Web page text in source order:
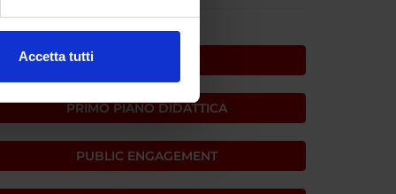
che hai fornito loro o
Accetta tutti
PRIMO PIANO DIDATTICA
PUBLIC ENGAGEMENT